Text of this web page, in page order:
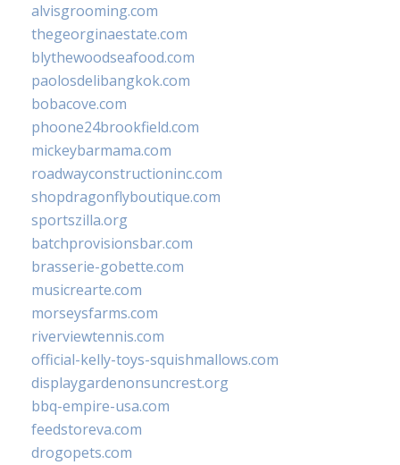
alvisgrooming.com
thegeorginaestate.com
blythewoodseafood.com
paolosdelibangkok.com
bobacove.com
phoone24brookfield.com
mickeybarmama.com
roadwayconstructioninc.com
shopdragonflyboutique.com
sportszilla.org
batchprovisionsbar.com
brasserie-gobette.com
musicrearte.com
morseysfarms.com
riverviewtennis.com
official-kelly-toys-squishmallows.com
displaygardenonsuncrest.org
bbq-empire-usa.com
feedstoreva.com
drogopets.com